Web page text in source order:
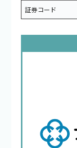
証券コード